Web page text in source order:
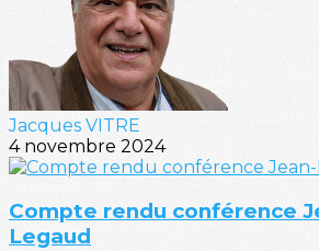
Jacques VITRE
4 novembre 2024
Compte rendu conférence
Legaud